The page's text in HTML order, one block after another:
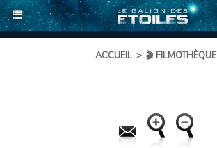
ACCUEIL > 🎬 FILMOTHÈQUE